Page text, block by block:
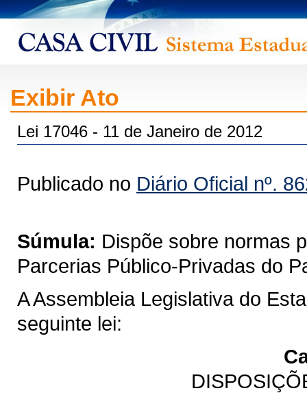
Exibir Ato
Lei 17046 - 11 de Janeiro de 2012
Publicado no Diário Oficial nº.
Súmula: Dispõe sobre normas
Parcerias Público-Privadas do
A Assembleia Legislativa do
seguinte lei: